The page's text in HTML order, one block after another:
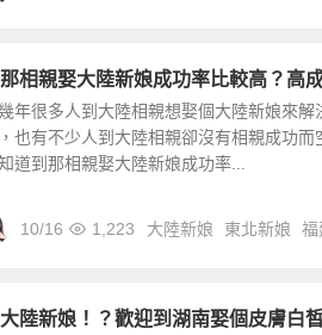
相親娶大陸新娘成功率比較高？高
年很多人到大陸相親想娶個大陸新娘來
也有不少人到大陸相親卻沒有相親成功
道到那相親娶大陸新娘成功率...
10/16 1,223 大陸新娘 東北新娘 福
陸新娘！？歡迎到湖南娶個皮膚白